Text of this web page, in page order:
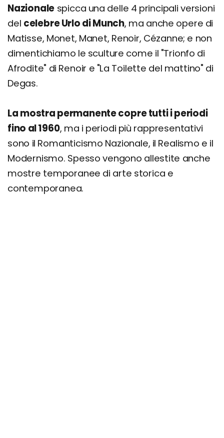
Nazionale spicca una delle 4 principali versioni
del celebre Urlo di Munch, ma anche opere di
Matisse, Monet, Manet, Renoir, Cézanne; e non
dimentichiamo le sculture come il "Trionfo di
Afrodite" di Renoir e "La Toilette del mattino" di
Degas.
La mostra permanente copre tutti i periodi
fino al 1960, ma i periodi più rappresentativi
sono il Romanticismo Nazionale, il Realismo e il
Modernismo. Spesso vengono allestite anche
mostre temporanee di arte storica e
contemporanea.